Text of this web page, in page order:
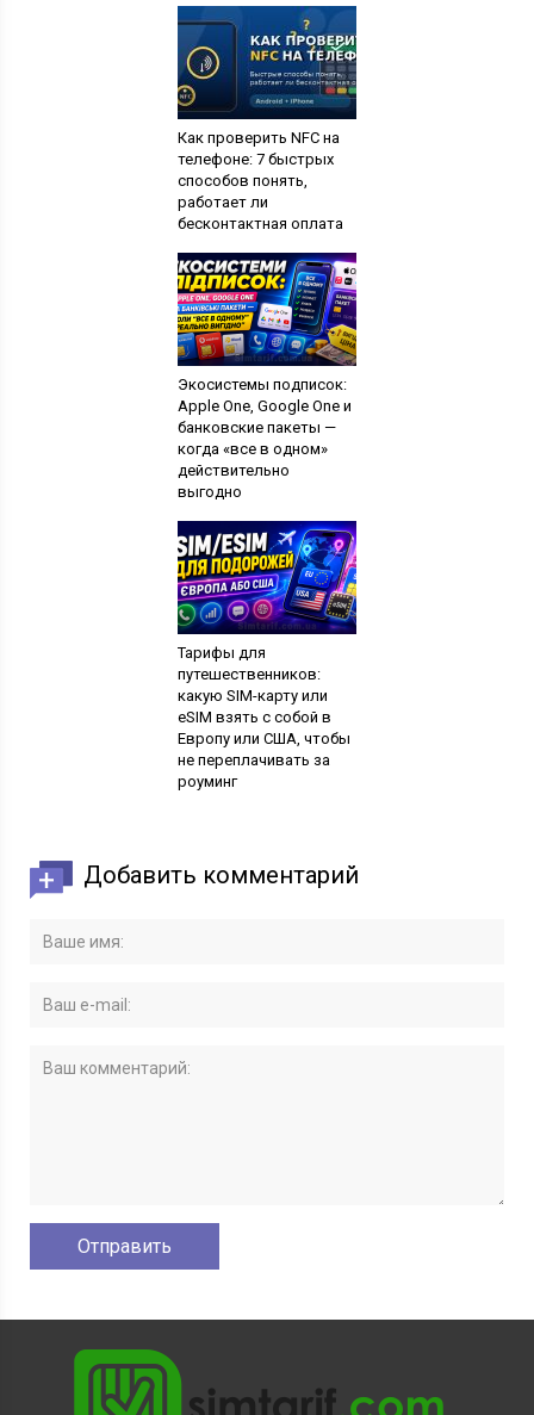
Как проверить NFC на
телефоне: 7 быстрых
способов понять,
работает ли
бесконтактная оплата
Экосистемы подписок:
Apple One, Google One и
банковские пакеты —
когда «все в одном»
действительно
выгодно
Тарифы для
путешественников:
какую SIM-карту или
eSIM взять с собой в
Европу или США, чтобы
не переплачивать за
роуминг
Добавить комментарий